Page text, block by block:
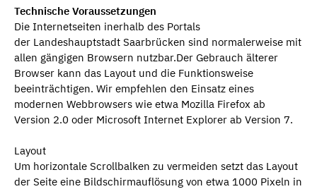
Technische Voraussetzungen
Die Internetseiten inerhalb des Portals
der Landeshauptstadt Saarbrücken sind normalerweise mit
allen gängigen Browsern nutzbar.Der Gebrauch älterer
Browser kann das Layout und die Funktionsweise
beeinträchtigen. Wir empfehlen den Einsatz eines
modernen Webbrowsers wie etwa Mozilla Firefox ab
Version 2.0 oder Microsoft Internet Explorer ab Version 7.
Layout
Um horizontale Scrollbalken zu vermeiden setzt das Layout
der Seite eine Bildschirmauflösung von etwa 1000 Pixeln in